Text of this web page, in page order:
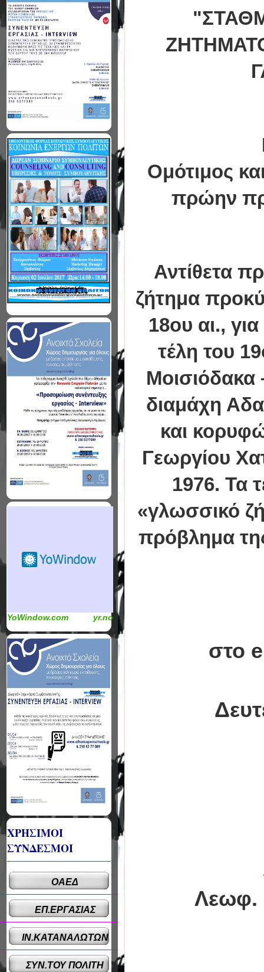
Ομότιμος
πρώην
Αντίθετα
ζήτημα
18ου αι.,
τέλη του
Μοισιόδακα
διαμάχη
και
Γεωργίου
1976. Τα
«γλωσσικό
πρόβλημα
στο
Λεωφ.
YoWindow.com yr.no
ΧΡΗΣΙΜΟΙ
ΣΥΝΔΕΣΜΟΙ
ΟΑΕΔ
ΕΠ.ΕΡΓΑΣΙΑΣ
ΙΝ.ΚΑΤΑΝΑΛΩΤΩΝ
ΣΥΝ.ΤΟΥ ΠΟΛΙΤΗ